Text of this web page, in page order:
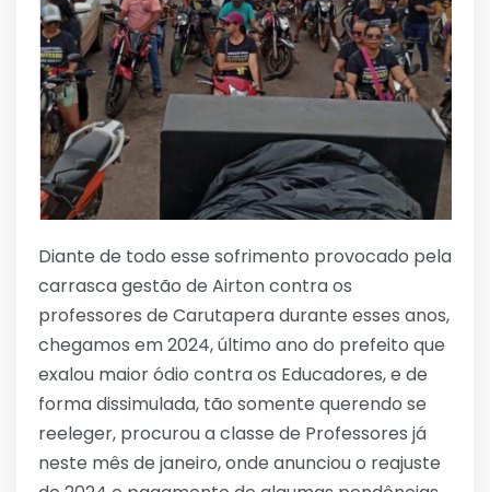
Diante de todo esse sofrimento provocado pela
carrasca gestão de Airton contra os
professores de Carutapera durante esses anos,
chegamos em 2024, último ano do prefeito que
exalou maior ódio contra os Educadores, e de
forma dissimulada, tão somente querendo se
reeleger, procurou a classe de Professores já
neste mês de janeiro, onde anunciou o reajuste